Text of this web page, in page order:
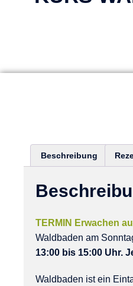
Beschreibung
TERMIN Erwachen
Waldbaden am
13:00 bis 15:00 Uhr.
Waldbaden ist ein